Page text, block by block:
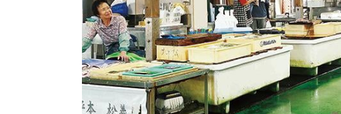
トップページ
Top page